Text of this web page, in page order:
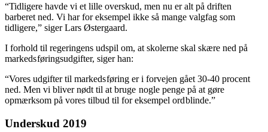
“Tidligere havde vi et lille overskud, men nu er alt på driften
barberet ned. Vi har for eksempel ikke så mange valgfag som
tidligere,” siger Lars Østergaard.
I forhold til regeringens udspil om, at skolerne skal skære ned på
markedsføringsudgifter, siger han:
“Vores udgifter til markedsføring er i forvejen gået 30-40 procent
ned. Men vi bliver nødt til at bruge nogle penge på at gøre
opmærksom på vores tilbud til for eksempel ordblinde.”
Underskud 2019